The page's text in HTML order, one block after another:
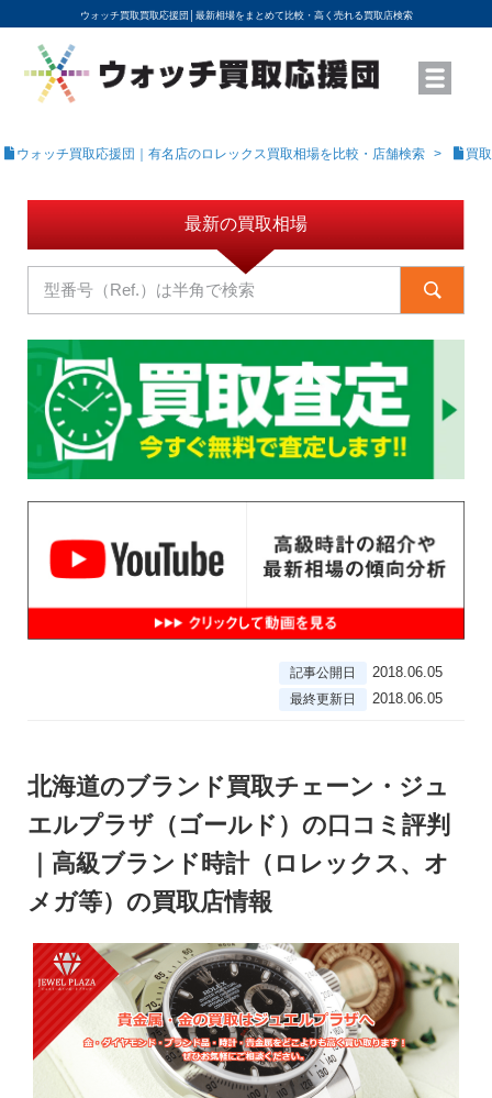
ウォッチ買取買取応援団│ 最新相場をまとめて比較・高く売れる買取店検索
YouTubeで動画を公開中
ROLEXモデル名から買取相場を調べる
高級時計ブランド名から買取相場を調べる
地域から買取店を探す
店舗名から買取店を探す
ブランド時計を高く売る方法
買取査定を依頼する
ウォッチ買取応援団｜有名店のロレックス買取相場を比較・店舗検索 買
最新の買取相場
記事公開日 2018.06.05
最終更新日 2018.06.05
北海道のブランド買取チェーン・ジュ
エルプラザ（ゴールド）の口コミ評判
｜高級ブランド時計（ロレックス、オ
メガ等）の買取店情報